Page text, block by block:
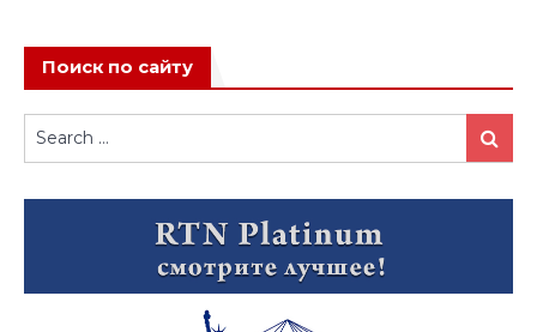
Поиск по сайту
Search
for:
Search